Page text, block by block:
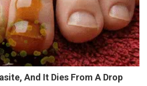
And It Dies From A Drop